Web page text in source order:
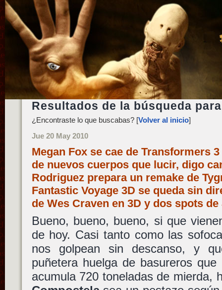
Resultados de la búsqueda
¿Encontraste lo que buscabas? [Volver al inicio]
Jue 20 May 2010
Megan Fox se cae de Transformers
de nuevos cuerpos que lucir, digo
Rodriguez prepara un remake de
Fantastic Voyage 3D se queda sin
de Wes Craven en 3D y dos spots
Bueno, bueno, bueno, si que
de hoy. Casi tanto como las
nos golpean sin descanso, y
puñetera huelga de basureros
acumula 720 toneladas de mierda,